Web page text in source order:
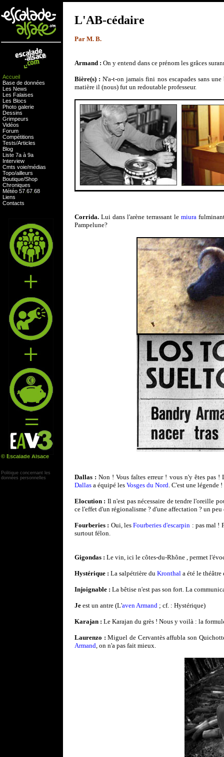
Accueil
Base de données
Les News
Les Falaises
Les Blocs
Photo galerie
Dessins
Grimpeurs
Vidéos
Forum
Compétitions
Tests/Articles
Blog
Liste 7a à 9a
Interview
Cmts voie/médias
Topo/ailleurs
Boutique/Shop
Chroniques
Météo 57 67 68
Liens
Contacts
© Escalade Alsace
Politique concernant les
données personnelles
L'AB-cédaire
Par M. B.
Armand : On y entend dans ce prénom les grâces
Bière(s) : N'a-t-on jamais fini nos escapades sans
matière il (nous) fut un redoutable professeur.
Corrida. Lui dans l'arène terrassant lemiura
Pampelune?
Dallas : Non ! Vous faîtes erreur ! vous n'y êtes pas
Dallas a équipé les Vosges du Nord. C'est une légende !
Elocution : Il n'est pas nécessaire de tendre l'oreille
ce l'effet d'un régionalisme ? d'une affectation ? un peu
Fourberies : Oui, les Fourberies d'escarpin : pas mal !
surtout félon.
Gigondas : Le vin, ici le côtes-du-Rhône , permet
Hystérique : La salpétrière du Kronthal a été le
Injoignable : La bêtise n'est pas son fort. La
Je est un antre (L'aven Armand ; cf. : Hystérique)
Karajan : Le Karajan du grès ! Nous y voilà : la
Laurenzo : Miguel de Cervantès affubla son
Armand, on n'a pas fait mieux.